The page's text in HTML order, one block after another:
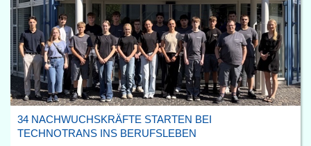
34 NACHWUCHSKRÄFTE STARTEN BEI
TECHNOTRANS INS BERUFSLEBEN